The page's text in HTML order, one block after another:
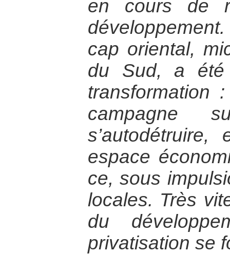
en cours de
cap oriental,
du Sud, a été
transformation
espace
ce, sous
locales. Très
du
privatisation se